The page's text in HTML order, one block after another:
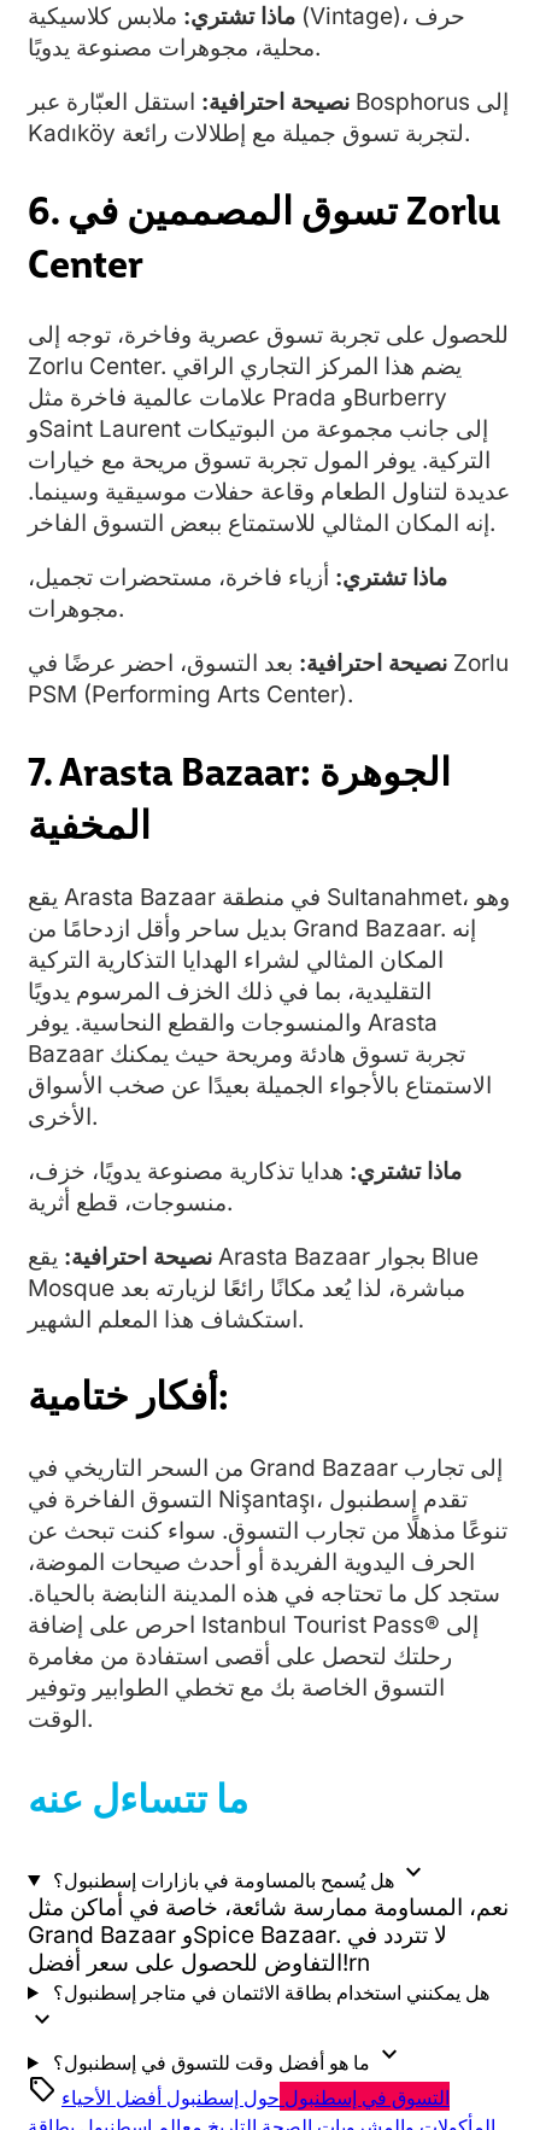
ماذا تشتري: ملابس كلاسيكية (Vintage)، حرف
محلية، مجوهرات مصنوعة يدويًا.
نصيحة احترافية: استقل العبّارة عبر Bosphorus إلى
Kadıköy لتجربة تسوق جميلة مع إطلالات رائعة.
6. تسوق المصممين في Zorlu
Center
للحصول على تجربة تسوق عصرية وفاخرة، توجه إلى
Zorlu Center. يضم هذا المركز التجاري الراقي
علامات عالمية فاخرة مثل Prada وBurberry
وSaint Laurent إلى جانب مجموعة من البوتيكات
التركية. يوفر المول تجربة تسوق مريحة مع خيارات
عديدة لتناول الطعام وقاعة حفلات موسيقية وسينما.
إنه المكان المثالي للاستمتاع ببعض التسوق الفاخر.
ماذا تشتري: أزياء فاخرة، مستحضرات تجميل،
مجوهرات.
نصيحة احترافية: بعد التسوق، احضر عرضًا في Zorlu
PSM (Performing Arts Center).
7. Arasta Bazaar: الجوهرة
المخفية
يقع Arasta Bazaar في منطقة Sultanahmet، وهو
بديل ساحر وأقل ازدحامًا من Grand Bazaar. إنه
المكان المثالي لشراء الهدايا التذكارية التركية
التقليدية، بما في ذلك الخزف المرسوم يدويًا
والمنسوجات والقطع النحاسية. يوفر Arasta
Bazaar تجربة تسوق هادئة ومريحة حيث يمكنك
الاستمتاع بالأجواء الجميلة بعيدًا عن صخب الأسواق
الأخرى.
ماذا تشتري: هدايا تذكارية مصنوعة يدويًا، خزف،
منسوجات، قطع أثرية.
نصيحة احترافية: يقع Arasta Bazaar بجوار Blue
Mosque مباشرة، لذا يُعد مكانًا رائعًا لزيارته بعد
استكشاف هذا المعلم الشهير.
أفكار ختامية:
من السحر التاريخي في Grand Bazaar إلى تجارب
التسوق الفاخرة في Nişantaşı، تقدم إسطنبول
تنوعًا مذهلًا من تجارب التسوق. سواء كنت تبحث عن
الحرف اليدوية الفريدة أو أحدث صيحات الموضة،
ستجد كل ما تحتاجه في هذه المدينة النابضة بالحياة.
احرص على إضافة Istanbul Tourist Pass® إلى
رحلتك لتحصل على أقصى استفادة من مغامرة
التسوق الخاصة بك مع تخطي الطوابير وتوفير
الوقت.
ما تتساءل عنه
هل يُسمح بالمساومة في بازارات إسطنبول؟ expand_more
نعم، المساومة ممارسة شائعة، خاصة في أماكن مثل
Grand Bazaar وSpice Bazaar. لا تتردد في
التفاوض للحصول على سعر أفضل!rn
هل يمكنني استخدام بطاقة الائتمان في متاجر إسطنبول؟
expand_more
ما هو أفضل وقت للتسوق في إسطنبول؟ expand_more
sell
التسوق في إسطنبول حول إسطنبول أفضل الأحياء